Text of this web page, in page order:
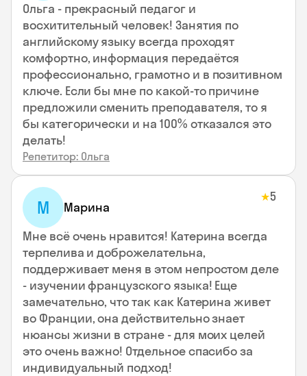
Ольга - прекрасный педагог и
восхитительный человек! Занятия по
английскому языку всегда проходят
комфортно, информация передаётся
профессионально, грамотно и в позитивном
ключе. Если бы мне по какой-то причине
предложили сменить преподавателя, то я
бы категорически и на 100% отказался это
делать!
Репетитор: Ольга
М Марина
★5
Мне всё очень нравится! Катерина всегда
терпелива и доброжелательна,
поддерживает меня в этом непростом деле
- изучении французского языка! Еще
замечательно, что так как Катерина живет
во Франции, она действительно знает
нюансы жизни в стране - для моих целей
это очень важно! Отдельное спасибо за
индивидуальный подход!